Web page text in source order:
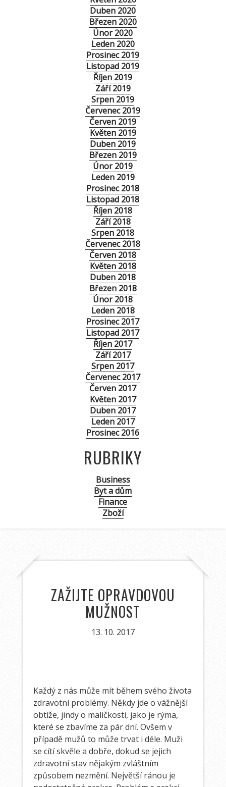
Duben 2020
Březen 2020
Únor 2020
Leden 2020
Prosinec 2019
Listopad 2019
Říjen 2019
Září 2019
Srpen 2019
Červenec 2019
Červen 2019
Květen 2019
Duben 2019
Březen 2019
Únor 2019
Leden 2019
Prosinec 2018
Listopad 2018
Říjen 2018
Září 2018
Srpen 2018
Červenec 2018
Červen 2018
Květen 2018
Duben 2018
Březen 2018
Únor 2018
Leden 2018
Prosinec 2017
Listopad 2017
Říjen 2017
Září 2017
Srpen 2017
Červenec 2017
Červen 2017
Květen 2017
Duben 2017
Leden 2017
Prosinec 2016
RUBRIKY
Business
Byt a dům
Finance
Zboží
ZAŽIJTE OPRAVDOVOU
MUŽNOST
13. 10. 2017
Každý z nás může mít během svého života
zdravotní problémy. Někdy jde o vážnější
obtíže, jindy o maličkosti, jako je rýma,
které se zbavíme za pár dní. Ovšem v
případě mužů to může trvat i déle. Muži
se cítí skvěle a dobře, dokud se jejich
zdravotní stav nějakým zvláštním
způsobem nezmění. Největší ránou je